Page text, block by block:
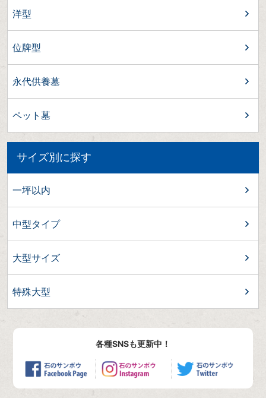
洋型
位牌型
永代供養墓
ペット墓
サイズ別に探す
一坪以内
中型タイプ
大型サイズ
特殊大型
各種SNSも更新中！